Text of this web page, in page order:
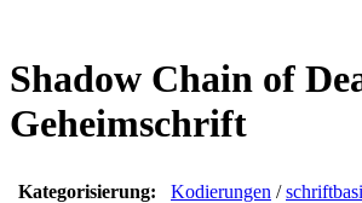
Shadow Chain of
Geheimschrift
Kategorisierung: Kodierungen /